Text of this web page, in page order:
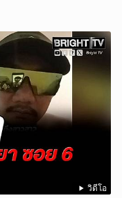
วิดีโอ